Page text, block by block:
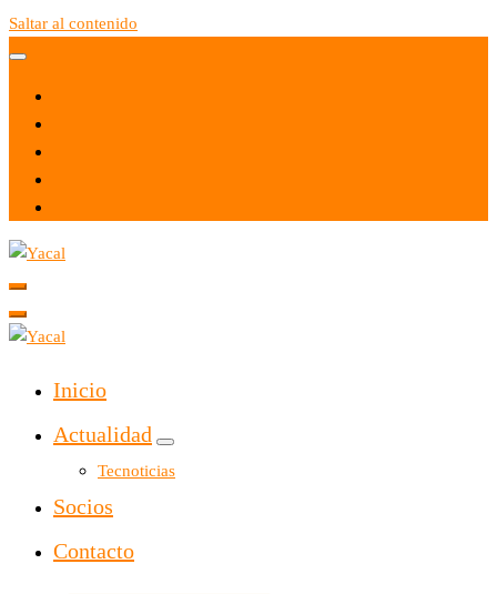
Saltar al contenido
Yacal micro hosting
Inicio
Actualidad
Tecnoticias
Socios
Contacto